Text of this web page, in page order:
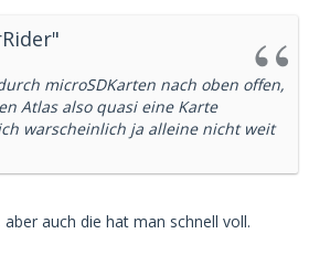
microSDKarten nach oben offen,
Atlas also quasi eine Karte
warscheinlich ja alleine nicht weit
auch die hat man schnell voll.